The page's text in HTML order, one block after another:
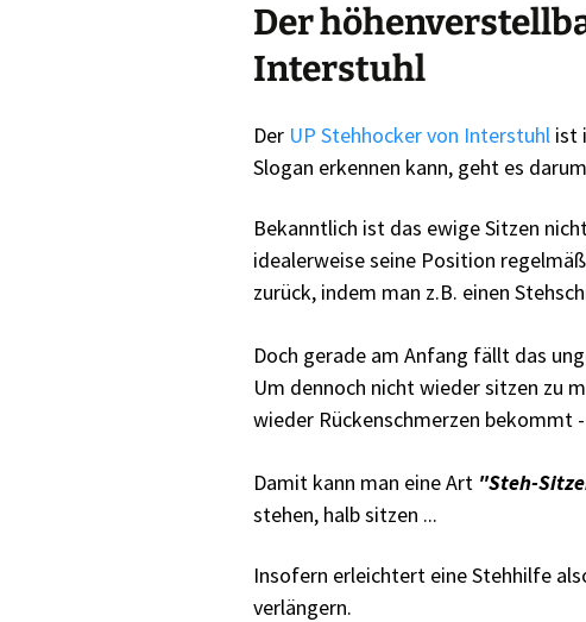
Der
Interstuhl
Der UP Stehhocker von Interstuhl ist
Slogan erkennen kann, geht es
Bekanntlich ist das ewige Sitzen
idealerweise seine Position
zurück, indem man z.B. einen
Doch gerade am Anfang fällt das
Um dennoch nicht wieder sitzen zu
wieder Rückenschmerzen bekommt
Damit kann man eine Art "Steh-
stehen, halb sitzen ...
Insofern erleichtert eine Stehhilfe
verlängern.